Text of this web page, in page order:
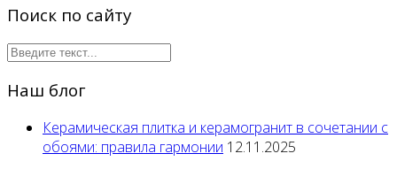
Поиск по сайту
Наш блог
Керамическая плитка и керамогранит в сочетании с
обоями: правила гармонии 12.11.2025